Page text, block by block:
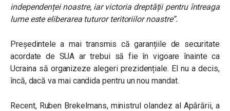
independenței noastre, iar victoria dreptății pentru întreaga
lume este eliberarea tuturor teritoriilor noastre”.
Președintele a mai transmis că garanțiile de securitate
acordate de SUA ar trebui să fie în vigoare înainte ca
Ucraina să organizeze alegeri prezidențiale. El nu a decis,
încă, dacă va mai candida pentru un nou mandat.
Recent, Ruben Brekelmans, ministrul olandez al Apărării, a